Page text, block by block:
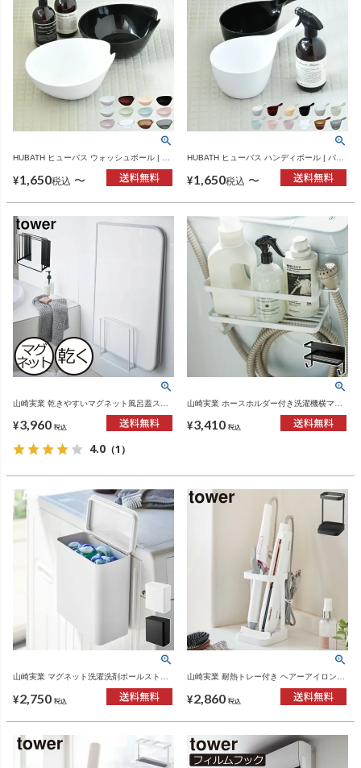
HUBATH ヒューバス ウォッシュボール | バ
¥1,650税込 〜
HUBATH ヒューバス ハンディボール | バス
¥1,650税込 〜
山崎実業 乾きやすいマグネット風呂蓋スタ
ーズ
¥3,960 税込
4.0 （1）
山崎実業 ホースホルダー付き洗濯機横マグ
ワーシリーズ
¥3,410 税込
山崎実業 マグネット洗濯洗剤ボールストッ
カー タワー tower | バスグッズ・タワーシリ
ーズ
¥2,750 税込
山崎実業 耐熱トレー付き ヘアーアイロンス
タンド タワー tower | バスグッズ・タワーシ
リーズ
¥2,860 税込